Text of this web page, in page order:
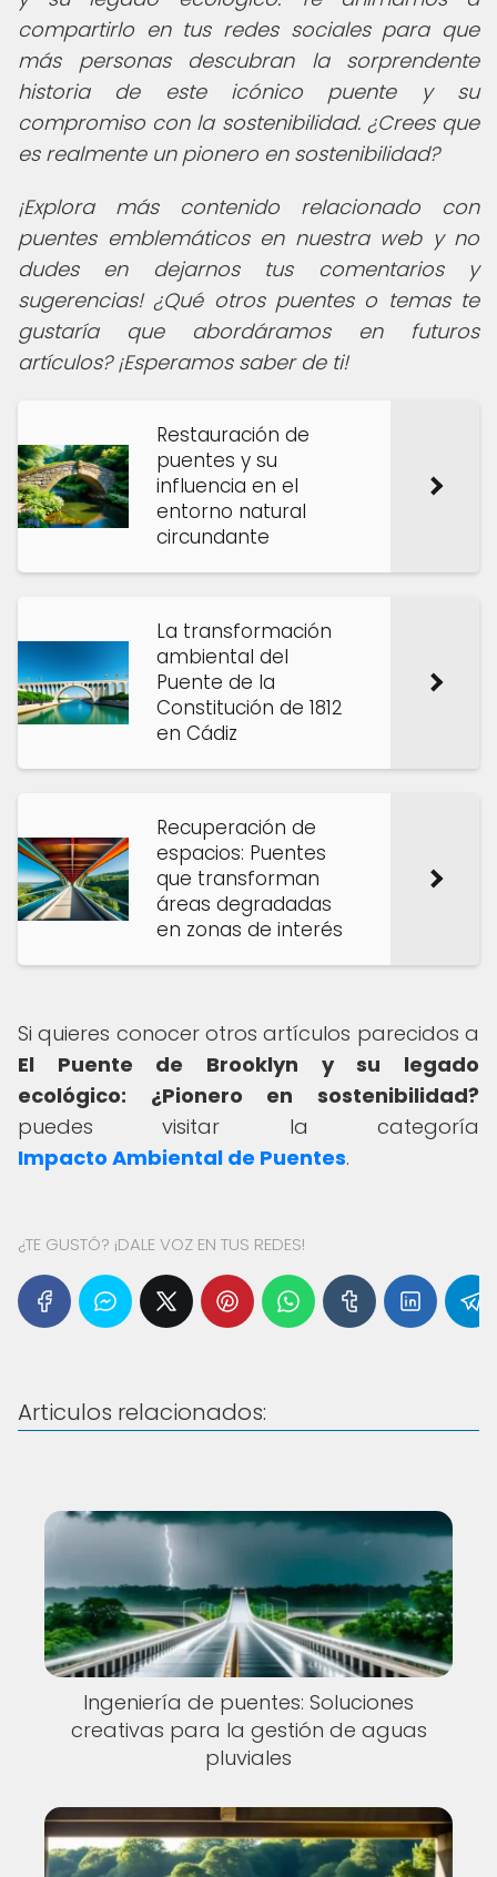
compartirlo en tus redes sociales para que
más personas descubran la sorprendente
historia de este icónico puente y su
compromiso con la sostenibilidad. ¿Crees que
es realmente un pionero en sostenibilidad?
¡Explora más contenido relacionado con
puentes emblemáticos en nuestra web y no
dudes en dejarnos tus comentarios y
sugerencias! ¿Qué otros puentes o temas te
gustaría que abordáramos en futuros
artículos? ¡Esperamos saber de ti!
Restauración de
puentes y su
influencia en el
entorno natural
circundante
La transformación
ambiental del
Puente de la
Constitución de 1812
en Cádiz
Recuperación de
espacios: Puentes
que transforman
áreas degradadas
en zonas de interés
Si quieres conocer otros artículos parecidos a
El Puente de Brooklyn y su legado
ecológico: ¿Pionero en sostenibilidad?
puedes visitar la categoría
Impacto Ambiental de Puentes.
¿TE GUSTÓ? ¡DALE VOZ EN TUS REDES!
Articulos relacionados:
Ingeniería de puentes: Soluciones
creativas para la gestión de aguas
pluviales